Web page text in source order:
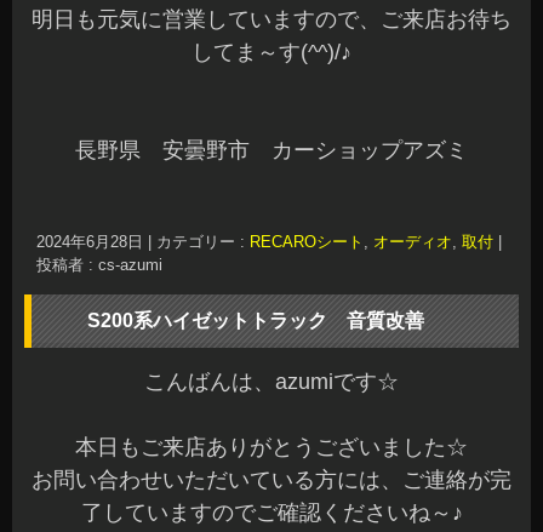
明日も元気に営業していますので、ご来店お待ち
してま～す(^^)/♪
長野県 安曇野市 カーショップアズミ
2024年6月28日 カテゴリー : RECAROシート , オーディオ, 取付
投稿者 : cs-azumi
S200系ハイゼットトラック 音質改善
こんばんは、azumiです☆
本日もご来店ありがとうございました☆
お問い合わせいただいている方には、ご連絡が完
了していますのでご確認くださいね～♪